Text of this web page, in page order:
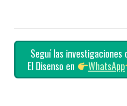
Seguí las investigaciones
El Disenso en
WhatsApp